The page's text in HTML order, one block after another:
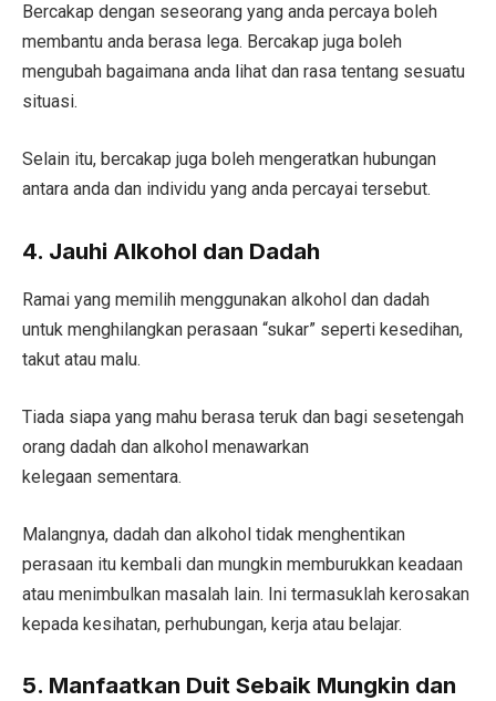
Bercakap dengan seseorang yang anda percaya boleh
membantu anda berasa lega. Bercakap juga boleh
mengubah bagaimana anda lihat dan rasa tentang sesuatu
situasi.
Selain itu, bercakap juga boleh mengeratkan hubungan
antara anda dan individu yang anda percayai tersebut.
4. Jauhi Alkohol dan Dadah
Ramai yang memilih menggunakan alkohol dan dadah
untuk menghilangkan perasaan “sukar” seperti kesedihan,
takut atau malu.
Tiada siapa yang mahu berasa teruk dan bagi sesetengah
orang dadah dan alkohol menawarkan
kelegaan sementara.
Malangnya, dadah dan alkohol tidak menghentikan
perasaan itu kembali dan mungkin memburukkan keadaan
atau menimbulkan masalah lain. Ini termasuklah kerosakan
kepada kesihatan, perhubungan, kerja atau belajar.
5. Manfaatkan Duit Sebaik Mungkin dan